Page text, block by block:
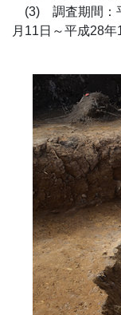
(3) 調査期間：
月11日～平成28年